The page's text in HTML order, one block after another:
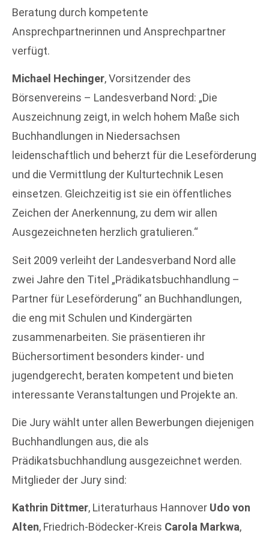
Beratung durch kompetente
Ansprechpartnerinnen und Ansprechpartner
verfügt.
Michael Hechinger, Vorsitzender des
Börsenvereins – Landesverband Nord: „Die
Auszeichnung zeigt, in welch hohem Maße sich
Buchhandlungen in Niedersachsen
leidenschaftlich und beherzt für die Leseförderung
und die Vermittlung der Kulturtechnik Lesen
einsetzen. Gleichzeitig ist sie ein öffentliches
Zeichen der Anerkennung, zu dem wir allen
Ausgezeichneten herzlich gratulieren.“
Seit 2009 verleiht der Landesverband Nord alle
zwei Jahre den Titel „Prädikatsbuchhandlung –
Partner für Leseförderung“ an Buchhandlungen,
die eng mit Schulen und Kindergärten
zusammenarbeiten. Sie präsentieren ihr
Büchersortiment besonders kinder- und
jugendgerecht, beraten kompetent und bieten
interessante Veranstaltungen und Projekte an.
Die Jury wählt unter allen Bewerbungen diejenigen
Buchhandlungen aus, die als
Prädikatsbuchhandlung ausgezeichnet werden.
Mitglieder der Jury sind:
Kathrin Dittmer, Literaturhaus Hannover Udo von
Alten, Friedrich-Bödecker-Kreis Carola Markwa,